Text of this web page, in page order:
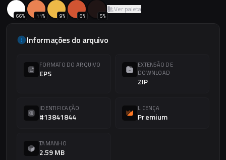
66% 11% 9% 6% 5%
Ver paleta
Informações do arquivo
FORMATO DO ARQUIVO
EPS
EXTENSÃO DE
DOWNLOAD
ZIP
IDENTIFICAÇÃO
#13841844
LICENÇA
Premium
TAMANHO
2.59 MB